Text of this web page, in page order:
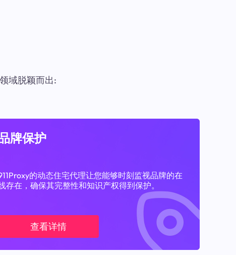
域脱颖而出:
牌保护
的动态住宅代理让您能够时刻监视品牌的在
存在，确保其完整性和知识产权得到保护。
查看详情